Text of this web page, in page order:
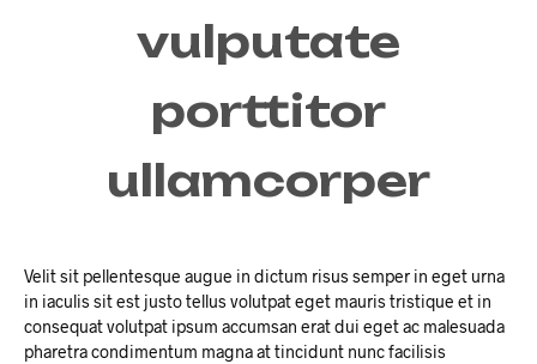
vulputate
porttitor
ullamcorper
Velit sit pellentesque augue in dictum risus semper in eget urna
in iaculis sit est justo tellus volutpat eget mauris tristique et in
consequat volutpat ipsum accumsan erat dui eget ac malesuada
pharetra condimentum magna at tincidunt nunc facilisis